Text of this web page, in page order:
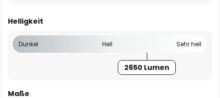
Helligkeit
Dunkel Hell Sehr hell
2650 Lumen
Maße